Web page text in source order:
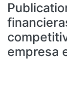
empresa